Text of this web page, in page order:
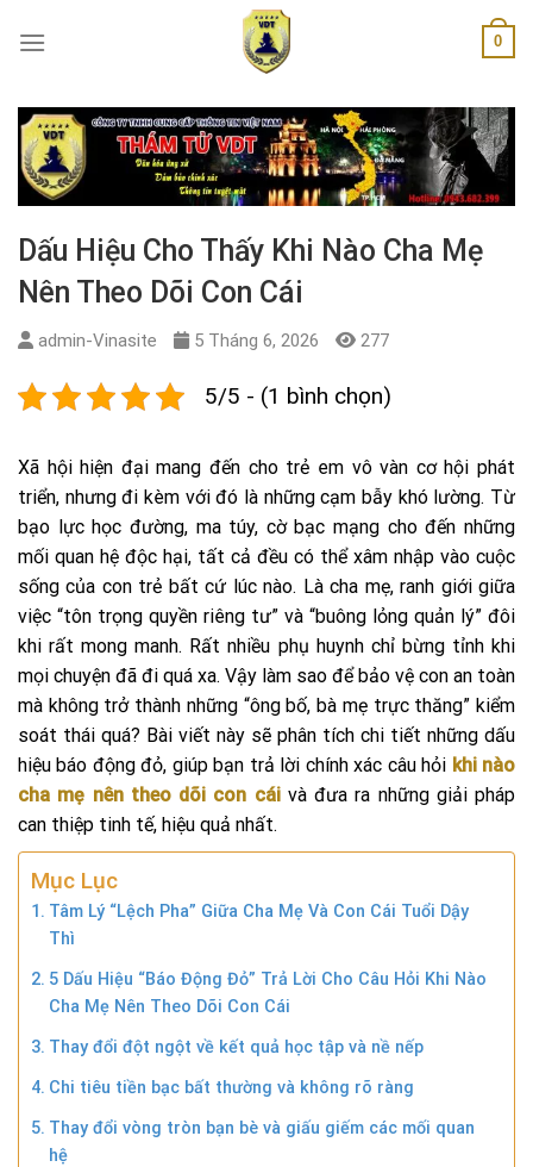
0
Dấu Hiệu Cho Thấy Khi Nào Cha Mẹ
Nên Theo Dõi Con Cái
admin-Vinasite 5 Tháng 6, 2026 277
5/5 - (1 bình chọn)
Xã hội hiện đại mang đến cho trẻ em vô vàn cơ hội phát
triển, nhưng đi kèm với đó là những cạm bẫy khó lường. Từ
bạo lực học đường, ma túy, cờ bạc mạng cho đến những
mối quan hệ độc hại, tất cả đều có thể xâm nhập vào cuộc
sống của con trẻ bất cứ lúc nào. Là cha mẹ, ranh giới giữa
việc “tôn trọng quyền riêng tư” và “buông lỏng quản lý” đôi
khi rất mong manh. Rất nhiều phụ huynh chỉ bừng tỉnh khi
mọi chuyện đã đi quá xa. Vậy làm sao để bảo vệ con an toàn
mà không trở thành những “ông bố, bà mẹ trực thăng” kiểm
soát thái quá? Bài viết này sẽ phân tích chi tiết những dấu
hiệu báo động đỏ, giúp bạn trả lời chính xác câu hỏi khi nào
cha mẹ nên theo dõi con cáivà đưa ra những giải pháp
can thiệp tinh tế, hiệu quả nhất.
Mục Lục
Tâm Lý “Lệch Pha” Giữa Cha Mẹ Và Con Cái Tuổi Dậy
Thì
5 Dấu Hiệu “Báo Động Đỏ” Trả Lời Cho Câu Hỏi Khi Nào
Cha Mẹ Nên Theo Dõi Con Cái
Thay đổi đột ngột về kết quả học tập và nề nếp
Chi tiêu tiền bạc bất thường và không rõ ràng
Thay đổi vòng tròn bạn bè và giấu giếm các mối quan
hệ